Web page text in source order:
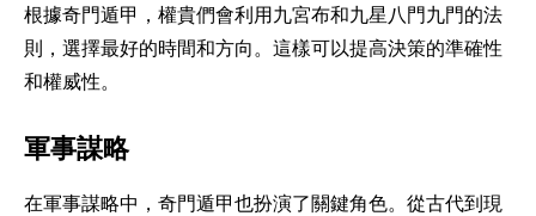
根據奇門遁甲，權貴們會利用九宮布和九星八門九門的法
則，選擇最好的時間和方向。這樣可以提高決策的準確性
和權威性。
軍事謀略
在軍事謀略中，奇門遁甲也扮演了關鍵角色。從古代到現